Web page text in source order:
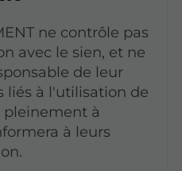
ne contrôle pas
avec le sien, et ne
de leur
liés à l'utilisation de
pleinement à
à leurs